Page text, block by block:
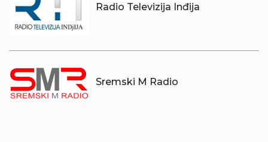
Radio Televizija Inđija
Sremski M Radio